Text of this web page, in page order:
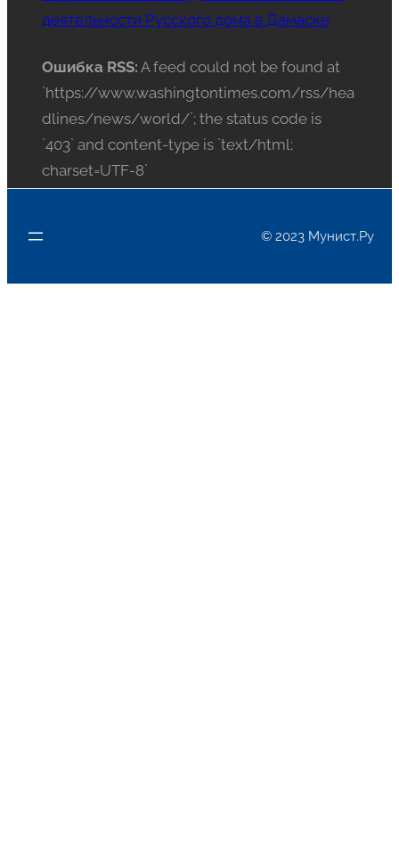
деятельности Русского дома в Дамаске
Ошибка RSS: A feed could not be found at
`https://www.washingtontimes.com/rss/hea
dlines/news/world/`; the status code is
`403` and content-type is `text/html;
charset=UTF-8`
© 2023 Мунист.Ру